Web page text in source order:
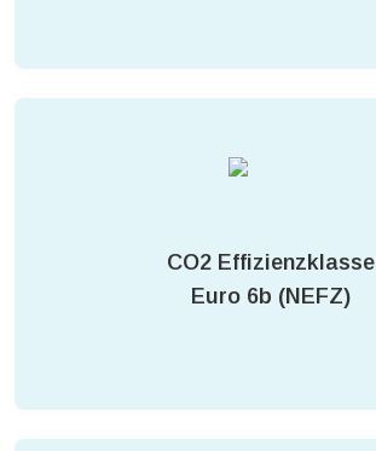
CO2 Effizienzklasse
Euro 6b (NEFZ)